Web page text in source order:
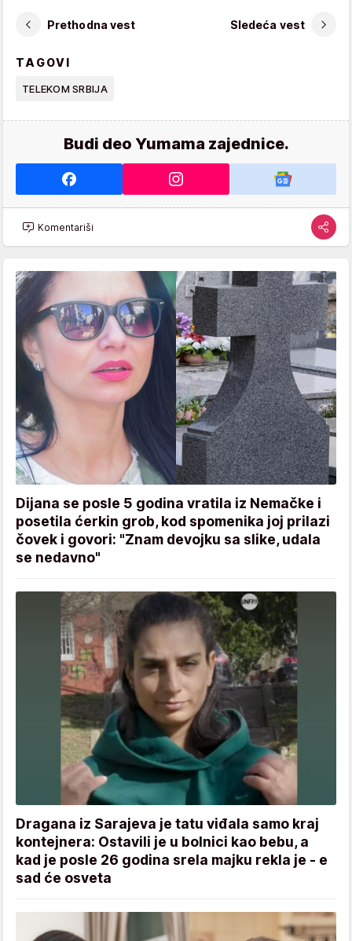
Prethodna vest Sledeća vest
TAGOVI
TELEKOM SRBIJA
Budi deo Yumama zajednice.
Komentariši
Dijana se posle 5 godina vratila iz Nemačke i
posetila ćerkin grob, kod spomenika joj prilazi
čovek i govori: "Znam devojku sa slike, udala
se nedavno"
Dragana iz Sarajeva je tatu viđala samo kraj
kontejnera: Ostavili je u bolnici kao bebu, a
kad je posle 26 godina srela majku rekla je - e
sad će osveta